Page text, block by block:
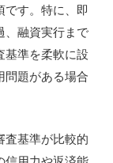
です。特に、即
、融資実行まで
基準を柔軟に設
問題がある場合
査基準が比較的